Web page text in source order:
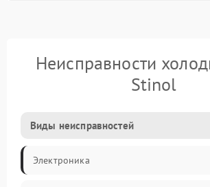
Неисправности
Stinol
Виды неисправностей
Электроника